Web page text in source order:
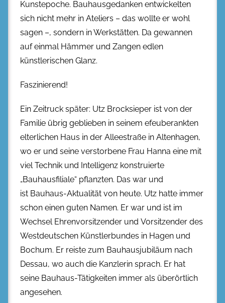
Kunstepoche. Bauhausgedanken entwickelten
sich nicht mehr in Ateliers – das wollte er wohl
sagen –, sondern in Werkstätten. Da gewannen
auf einmal Hämmer und Zangen edlen
künstlerischen Glanz.
Faszinierend!
Ein Zeitruck später: Utz Brocksieper ist von der
Familie übrig geblieben in seinem efeuberankten
elterlichen Haus in der Alleestraße in Altenhagen,
wo er und seine verstorbene Frau Hanna eine mit
viel Technik und Intelligenz konstruierte
„Bauhausfiliale“ pflanzten. Das war und
ist Bauhaus-Aktualität von heute. Utz hatte immer
schon einen guten Namen. Er war und ist im
Wechsel Ehrenvorsitzender und Vorsitzender des
Westdeutschen Künstlerbundes in Hagen und
Bochum. Er reiste zum Bauhausjubiläum nach
Dessau, wo auch die Kanzlerin sprach. Er hat
seine Bauhaus-Tätigkeiten immer als überörtlich
angesehen.